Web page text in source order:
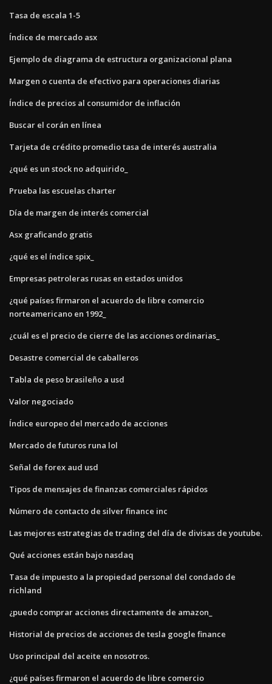
Tasa de escala 1-5
Índice de mercado asx
Ejemplo de diagrama de estructura organizacional plana
Margen o cuenta de efectivo para operaciones diarias
Índice de precios al consumidor de inflación
Buscar el corán en línea
Tarjeta de crédito promedio tasa de interés australia
¿qué es un stock no adquirido_
Prueba las escuelas charter
Día de margen de interés comercial
Asx graficando gratis
¿qué es el índice spix_
Empresas petroleras rusas en estados unidos
¿qué países firmaron el acuerdo de libre comercio
norteamericano en 1992_
¿cuál es el precio de cierre de las acciones ordinarias_
Desastre comercial de caballeros
Tabla de peso brasileño a usd
Valor negociado
Índice europeo del mercado de acciones
Mercado de futuros runa lol
Señal de forex aud usd
Tipos de mensajes de finanzas comerciales rápidos
Número de contacto de silver finance inc
Las mejores estrategias de trading del día de divisas de youtube.
Qué acciones están bajo nasdaq
Tasa de impuesto a la propiedad personal del condado de
richland
¿puedo comprar acciones directamente de amazon_
Historial de precios de acciones de tesla google finance
Uso principal del aceite en nosotros.
¿qué países firmaron el acuerdo de libre comercio